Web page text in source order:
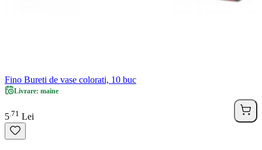
Fino Bureti de vase colorati, 10 buc
Livrare: maine
5 71 Lei